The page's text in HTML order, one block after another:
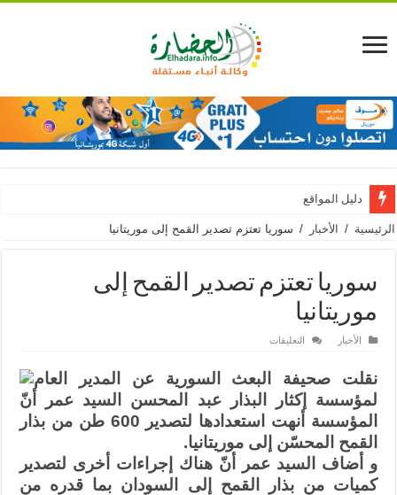
دليل المواقع
الرئيسية / الأخبار / سوريا تعتزم تصدير القمح إلى موريتانيا
سوريا تعتزم تصدير القمح إلى
موريتانيا
الأخبار التعليقات
تصدير
القمح
موريتانيا
مغلقة
نقلت صحيفة البعث السورية عن المدير العام
لمؤسسة إكثار البذار عبد المحسن السيد عمر أنّ
المؤسسة أنهت استعدادها لتصدير 600 طن من بذار
القمح المحسّن إلى موريتانيا.
و أضاف السيد عمر أنّ هناك إجراءات أخرى لتصدير
كميات من بذار القمح إلى السودان بما قدره من